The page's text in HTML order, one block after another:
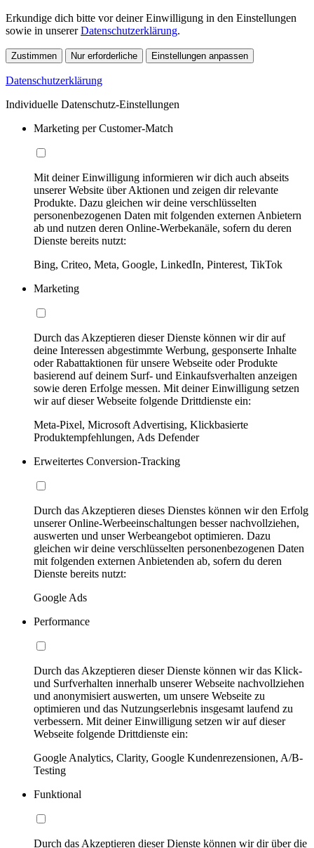
Erkundige dich bitte vor deiner Einwilligung in den Einstellungen
sowie in unsererDatenschutzerklärung.
Zustimmen Nur erforderliche Einstellungen anpassen
Datenschutzerklärung
Individuelle Datenschutz-Einstellungen
Marketing per Customer-Match
Mit deiner Einwilligung informieren wir dich auch abseits
unserer Website über Aktionen und zeigen dir relevante
Produkte. Dazu gleichen wir deine verschlüsselten
personenbezogenen Daten mit folgenden externen Anbietern
ab und nutzen deren Online-Werbekanäle, sofern du deren
Dienste bereits nutzt:
Bing, Criteo, Meta, Google, LinkedIn, Pinterest, TikTok
Marketing
Durch das Akzeptieren dieser Dienste können wir dir auf
deine Interessen abgestimmte Werbung, gesponserte Inhalte
oder Rabattaktionen für unsere Webseite oder Produkte
basierend auf deinem Surf- und Einkaufsverhalten anzeigen
sowie deren Erfolge messen. Mit deiner Einwilligung setzen
wir auf dieser Webseite folgende Drittdienste ein:
Meta-Pixel, Microsoft Advertising, Klickbasierte
Produktempfehlungen, Ads Defender
Erweitertes Conversion-Tracking
Durch das Akzeptieren dieses Dienstes können wir den Erfolg
unserer Online-Werbeeinschaltungen besser nachvollziehen,
auswerten und unser Werbeangebot optimieren. Dazu
gleichen wir deine verschlüsselten personenbezogenen Daten
mit folgenden externen Anbietenden ab, sofern du deren
Dienste bereits nutzt:
Google Ads
Performance
Durch das Akzeptieren dieser Dienste können wir das Klick-
und Surfverhalten innerhalb unserer Webseite nachvollziehen
und anonymisiert auswerten, um unsere Webseite zu
optimieren und das Nutzungserlebnis insgesamt laufend zu
verbessern. Mit deiner Einwilligung setzen wir auf dieser
Webseite folgende Drittdienste ein:
Google Analytics, Clarity, Google Kundenrezensionen, A/B-
Testing
Funktional
Durch das Akzeptieren dieser Dienste können wir dir über die